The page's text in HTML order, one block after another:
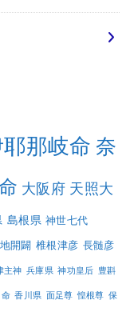
那岐命 奈
大阪府 天照大
島根県 神世七代
開闢 椎根津彦 長髄彦
主神 兵庫県 神功皇后 豊斟
香川県 面足尊 惶根尊 保